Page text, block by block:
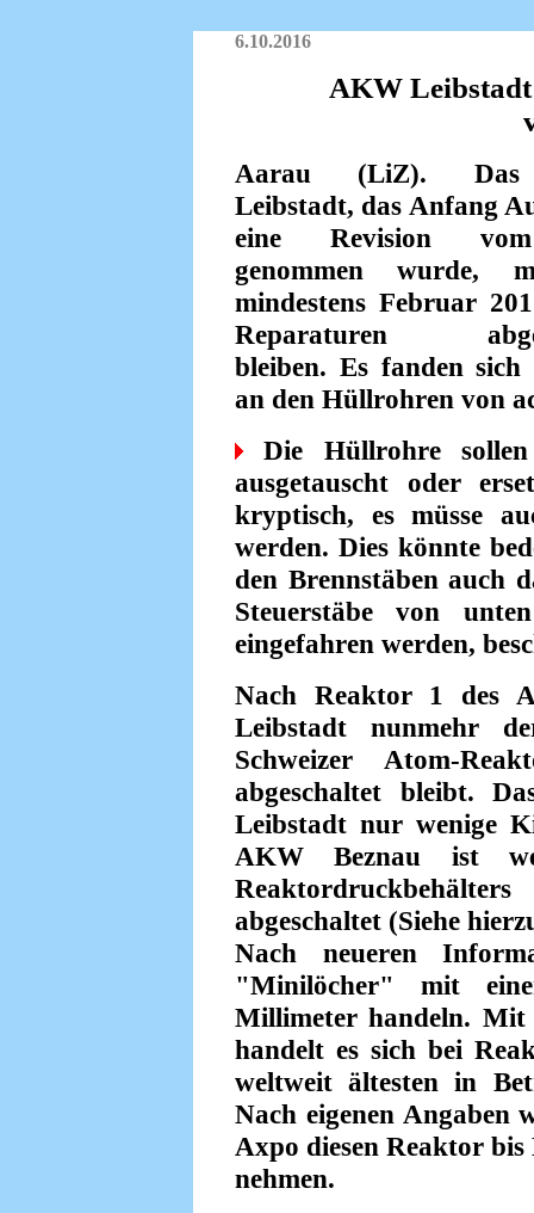
6.10.2016
AKW
Aarau (LiZ).
Leibstadt, das Anfang
eine Revision
genommen wurde,
mindestens Februar
Reparaturen
bleiben. Es fanden sich
an den Hüllrohren von
Die Hüllrohre
ausgetauscht oder
kryptisch, es müsse
werden. Dies könnte
den Brennstäben auch
Steuerstäbe von
eingefahren werden,
Nach Reaktor 1 des
Leibstadt nunmehr
Schweizer Atom-
abgeschaltet bleibt.
Leibstadt nur wenige
AKW Beznau ist
abgeschaltet (Siehe
Nach neueren
"Minilöcher" mit
Millimeter handeln. Mit
handelt es sich bei
weltweit ältesten in
Nach eigenen Angaben
Axpo diesen Reaktor
nehmen.